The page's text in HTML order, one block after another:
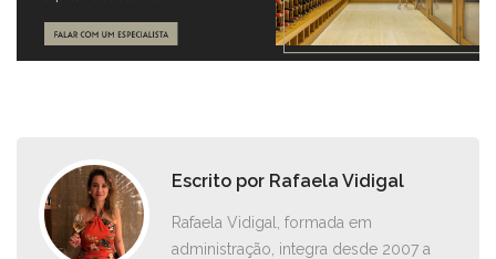
Escrito por Rafaela Vidigal
Rafaela Vidigal, formada em
administração, integra desde 2007 a